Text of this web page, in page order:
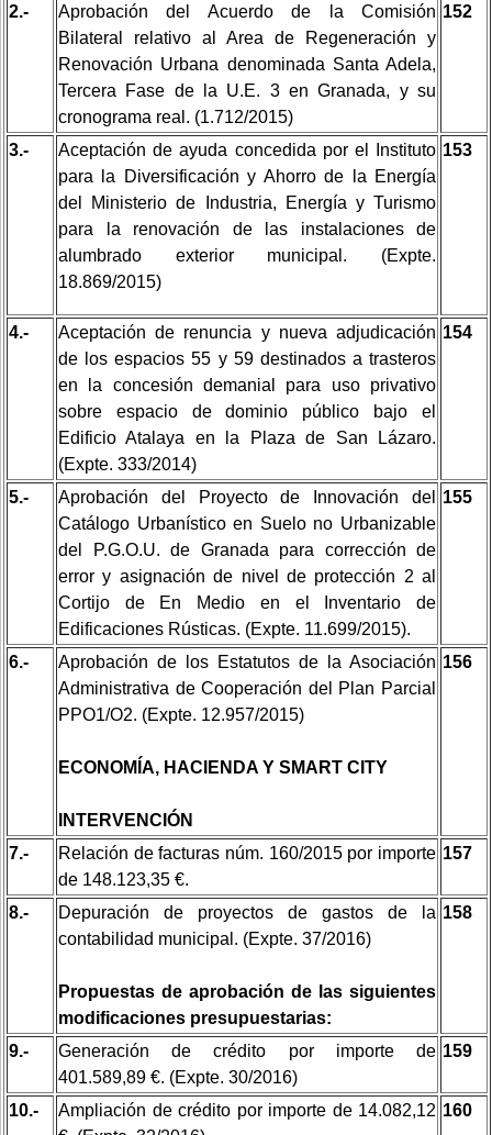
2.-
Aprobación del Acuerdo de la Comisión
Bilateral relativo al Area de Regeneración y
Renovación Urbana denominada Santa Adela,
Tercera Fase de la U.E. 3 en Granada, y su
cronograma real. (1.712/2015)
152
3.-
Aceptación de ayuda concedida por el Instituto
para la Diversificación y Ahorro de la Energía
del Ministerio de Industria, Energía y Turismo
para la renovación de las instalaciones de
alumbrado exterior municipal. (Expte.
18.869/2015)
153
4.-
Aceptación de renuncia y nueva adjudicación
de los espacios 55 y 59 destinados a trasteros
en la concesión demanial para uso privativo
sobre espacio de dominio público bajo el
Edificio Atalaya en la Plaza de San Lázaro.
(Expte. 333/2014)
154
5.-
Aprobación del Proyecto de Innovación del
Catálogo Urbanístico en Suelo no Urbanizable
del P.G.O.U. de Granada para corrección de
error y asignación de nivel de protección 2 al
Cortijo de En Medio en el Inventario de
Edificaciones Rústicas. (Expte. 11.699/2015).
155
6.-
Aprobación de los Estatutos de la Asociación
Administrativa de Cooperación del Plan Parcial
PPO1/O2. (Expte. 12.957/2015)
ECONOMÍA, HACIENDA Y SMART CITY
INTERVENCIÓN
156
7.-
Relación de facturas núm. 160/2015 por importe
de 148.123,35 €.
157
8.-
Depuración de proyectos de gastos de la
contabilidad municipal. (Expte. 37/2016)
Propuestas de aprobación de las siguientes
modificaciones presupuestarias:
158
9.-
Generación de crédito por importe de
401.589,89 €. (Expte. 30/2016)
159
10.-
Ampliación de crédito por importe de 14.082,12 160